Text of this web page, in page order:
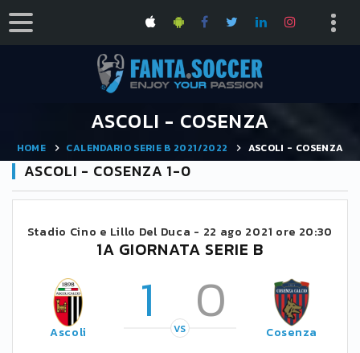
ASCOLI - COSENZA
HOME CALENDARIO SERIE B 2021/2022 ASCOLI - COSENZA
ASCOLI - COSENZA 1-0
Stadio Cino e Lillo Del Duca - 22 ago 2021 ore 20:30
1A GIORNATA SERIE B
Ascoli 1 0
VS Cosenza